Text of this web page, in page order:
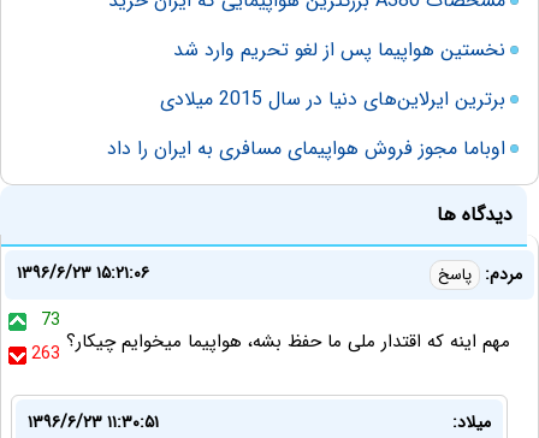
نخستین هواپیما پس از لغو تحریم وارد شد
برترین ایرلاین‌های دنیا در سال 2015 میلادی
اوباما مجوز فروش هواپیمای مسافری به ایران را داد
دیدگاه ها
مردم: پاسخ
۱۳۹۶/۶/۲۳ ۱۵:۲۱:۰۶
73
263 مهم اینه که اقتدار ملی ما حفظ بشه، هواپیما میخوایم چیکار؟
میلاد:
۱۳۹۶/۶/۲۳ ۱۱:۳۰:۵۱